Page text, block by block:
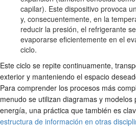
capilar). Este dispositivo provoca
y, consecuentemente, en la
reducir la presión, el refrigerante
evaporarse eficientemente en el
ciclo.
Este ciclo se repite continuamente,
exterior y manteniendo el espacio
Para comprender los procesos más
menudo se utilizan diagramas y
energía, una práctica que también es
estructura de información en otras